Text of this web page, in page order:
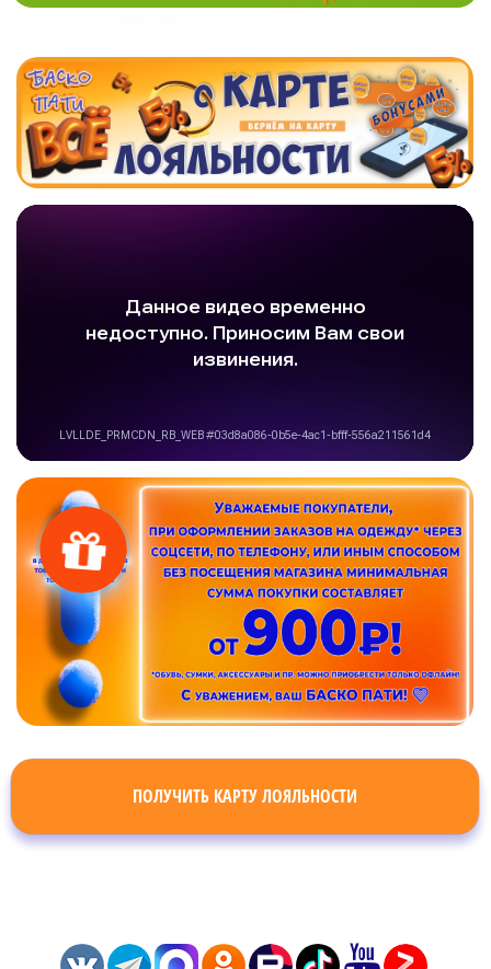
ПОЛУЧИТЬ КАРТУ ЛОЯЛЬНОСТИ